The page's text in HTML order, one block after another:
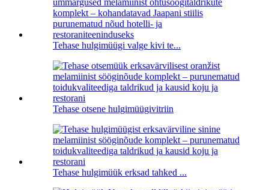
Tehase hulgimüügi valge kivi te...
Tehase otsene hulgimüügivitriin
Tehase hulgimüük erksad tahked ...